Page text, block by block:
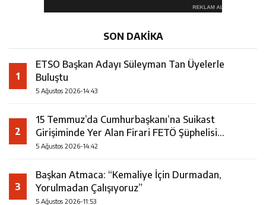
SON DAKİKA
1
ETSO Başkan Adayı Süleyman Tan Üyelerle
Buluştu
5 Ağustos 2026-14:43
2
15 Temmuz’da Cumhurbaşkanı’na Suikast
Girişiminde Yer Alan Firari FETÖ Şüphelisi
Yakalandı
5 Ağustos 2026-14:42
3
Başkan Atmaca: “Kemaliye İçin Durmadan,
Yorulmadan Çalışıyoruz”
5 Ağustos 2026-11:53